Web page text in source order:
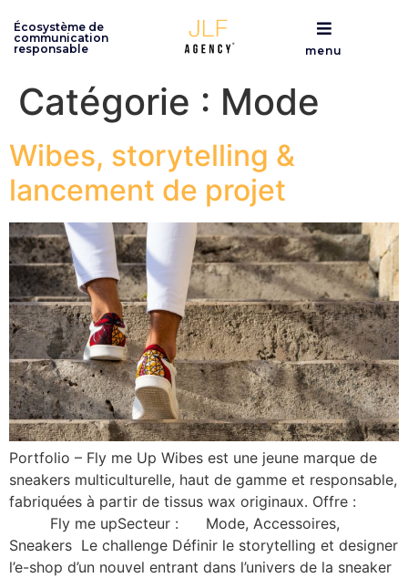
Écosystème de
communication
responsable
menu
Catégorie : Mode
Wibes, storytelling &
lancement de projet
Portfolio – Fly me Up Wibes est une jeune marque de
sneakers multiculturelle, haut de gamme et responsable,
fabriquées à partir de tissus wax originaux. Offre :
Fly me upSecteur : Mode, Accessoires,
Sneakers Le challenge Définir le storytelling et designer
l’e-shop d’un nouvel entrant dans l’univers de la sneaker